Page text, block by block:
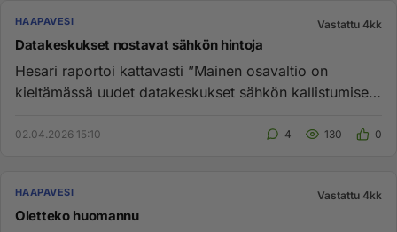
HAAPAVESI Vastattu 4kk
Datakeskukset nostavat sähkön hintoja
Hesari raportoi kattavasti ”Mainen osa­valtio on
kieltämässä uudet data­keskukset sähkön kallistumisen
02.04.2026 15:10 4 130 0
HAAPAVESI Vastattu 4kk
Oletteko huomannu